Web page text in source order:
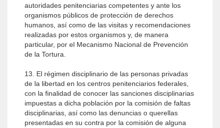
autoridades penitenciarias competentes y ante los
organismos públicos de protección de derechos
humanos, así como de las visitas y recomendaciones
realizadas por estos organismos y, de manera
particular, por el Mecanismo Nacional de Prevención
de la Tortura.
13. El régimen disciplinario de las personas privadas
de la libertad en los centros penitenciarios federales,
con la finalidad de conocer las sanciones disciplinarias
impuestas a dicha población por la comisión de faltas
disciplinarias, así como las denuncias o querellas
presentadas en su contra por la comisión de alguna